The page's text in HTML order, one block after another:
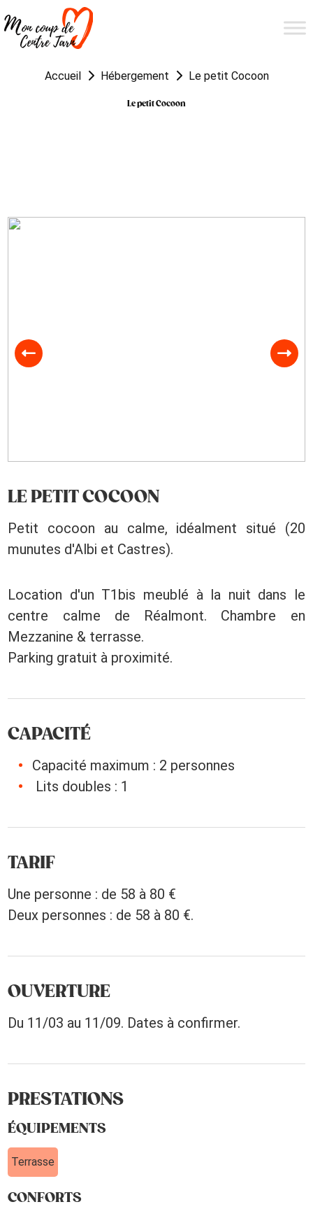
Accueil Hébergement Le petit Cocoon
Le petit Cocoon
LE PETIT COCOON
Petit cocoon au calme, idéalment situé (20
munutes d'Albi et Castres).
Location d'un T1bis meublé à la nuit dans le
centre calme de Réalmont. Chambre en
Mezzanine & terrasse.
Parking gratuit à proximité.
CAPACITÉ
Capacité maximum : 2 personnes
Lits doubles : 1
TARIF
Une personne : de 58 à 80 €
Deux personnes : de 58 à 80 €.
OUVERTURE
Du 11/03 au 11/09. Dates à confirmer.
PRESTATIONS
ÉQUIPEMENTS
Terrasse
CONFORTS